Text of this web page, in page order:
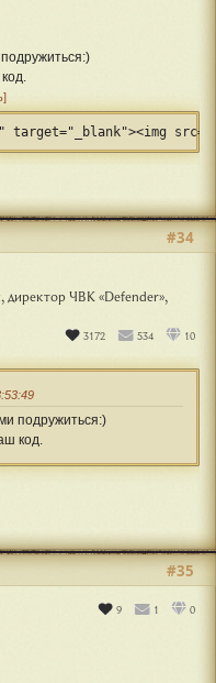
ЧВК «Defender»,
3172 534 10
#34
подружиться:)
код.
9 1 0
#35